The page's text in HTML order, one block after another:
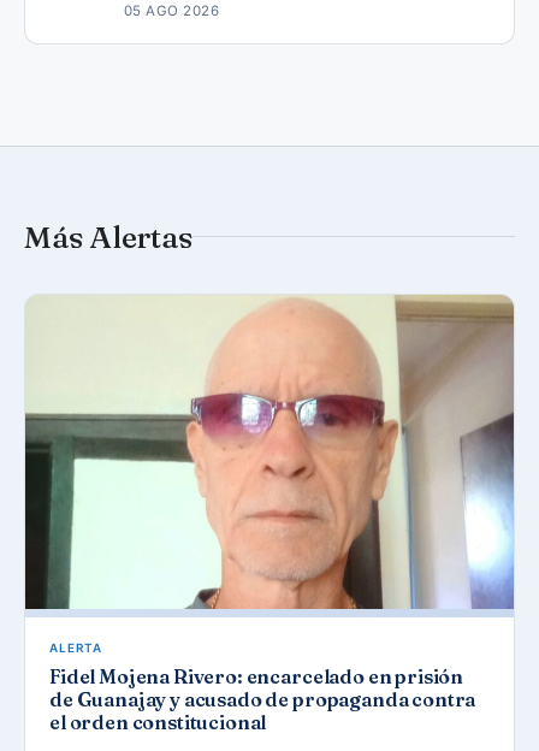
05 AGO 2026
Más Alertas
ALERTA
Fidel Mojena Rivero: encarcelado en prisión
de Guanajay y acusado de propaganda contra
el orden constitucional